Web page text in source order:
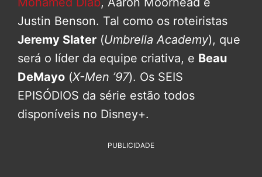
Justin Benson. Tal como os roteiristas
Jeremy Slater (Umbrella Academy), que
será o líder da equipe criativa, e Beau
DeMayo (X-Men ’97). Os SEIS
EPISÓDIOS da série estão todos
disponíveis no Disney+.
PUBLICIDADE